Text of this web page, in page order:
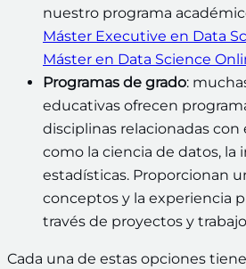
nuestro programa
Máster Executive en Data
Máster en Data Science
Programas de grado:
educativas ofrecen
disciplinas relacionadas con
como la ciencia de datos, la
estadísticas. Proporcionan
conceptos y la experiencia
través de proyectos y
Cada una de estas opciones